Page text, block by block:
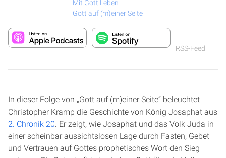
Mit Gott Leben
Gott auf (m)einer Seite
RSS-Feed
In dieser Folge von „Gott auf (m)einer Seite“ beleuchtet
Christopher Kramp die Geschichte von König Josaphat aus
2. Chronik 20. Er zeigt, wie Josaphat und das Volk Juda in
einer scheinbar aussichtslosen Lage durch Fasten, Gebet
und Vertrauen auf Gottes prophetisches Wort den Sieg